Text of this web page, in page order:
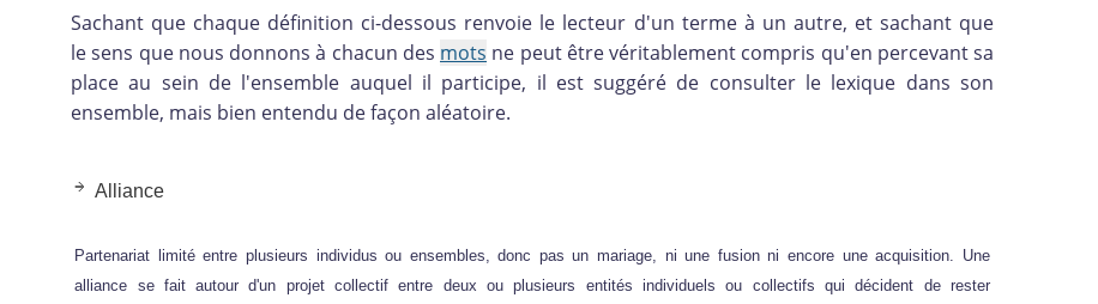
Sachant que chaque définition ci-dessous renvoie le lecteur d'un terme à un autre, et sachant que
le sens que nous donnons à chacun des mots ne peut être véritablement compris qu'en percevant sa
place au sein de l'ensemble auquel il participe, il est suggéré de consulter le lexique dans son
ensemble, mais bien entendu de façon aléatoire.
Alliance
Partenariat limité entre plusieurs individus ou ensembles, donc pas un mariage, ni une fusion ni encore une acquisition. Une
alliance se fait autour d'un projet collectif entre deux ou plusieurs entités individuels ou collectifs qui décident de rester